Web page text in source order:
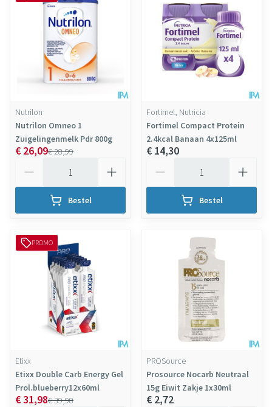
Nutrilon
Nutrilon Omneo 1
Zuigelingenmelk Pdr 800g
€ 28,99
€ 26,09
Bestel
Fortimel, Nutricia
Fortimel Compact Protein
2.4kcal Banaan 4x125ml
€ 14,30
Bestel
PROMO
Etixx
Etixx Double Carb Energy Gel
Prol.blueberry12x60ml
€ 39,98
€ 31,98
PROSource
Prosource Nocarb Neutraal
15g Eiwit Zakje 1x30ml
€ 2,72